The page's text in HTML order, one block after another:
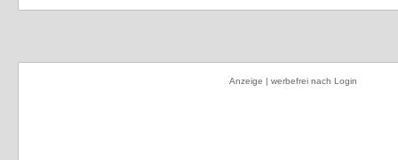
Anzeige | werbefrei nach Login